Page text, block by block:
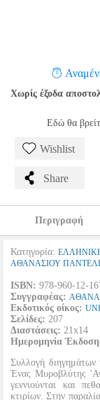
Χωρίς έξοδα
Εδώ θα
Wishlist
Share
Περιγραφή
Κατηγορία:
ΑΘΑΝΑΣΙΟΥ
ISBN: 978-960-12-
Συγγραφέας:
Εκδοτικός οίκος:
Σελίδες: 207
Διαστάσεις: 21x14
Ημερομηνία
Συλλογή
Ένας Μυροβλύτης
γεννιούνται και
κτιρίων. Στην